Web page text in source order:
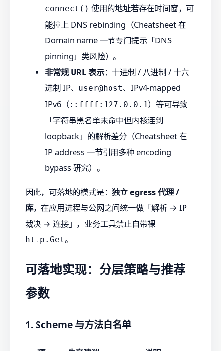
connect() 使用的地址若存在时间窗，可
能撞上 DNS rebinding（Cheatsheet 在
Domain name 一节专门提示「DNS
pinning」类风险）。
非常规 URL 表示：十进制 / 八进制 / 十六
进制 IP、
user@host、IPv4-mapped
IPv6（::ffff:127.0.0.1）等可导致
「字符串黑名单未命中但内核连到
loopback」的解析差分（Cheatsheet 在
IP address 一节引用多种 encoding
bypass 研究）。
因此，可落地的模式是： 独立 egress 代理 /
库，在应用进程与公网之间统一做「解析 → IP
裁决 → 连接」，业务工具禁止自带裸
http.Get。
可落地实现：分层策略与推荐
参数
1. Scheme 与方法白名单